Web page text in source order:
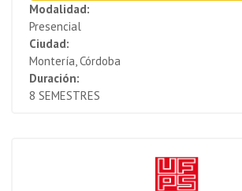
Modalidad:
Presencial
Ciudad:
Montería, Córdoba
Duración:
8 SEMESTRES